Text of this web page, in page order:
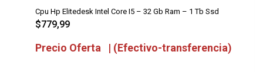
Cpu Hp Elitedesk Intel Core I5 – 32 Gb Ram – 1 Tb Ssd
$779,99
Precio Oferta | (Efectivo-transferencia)